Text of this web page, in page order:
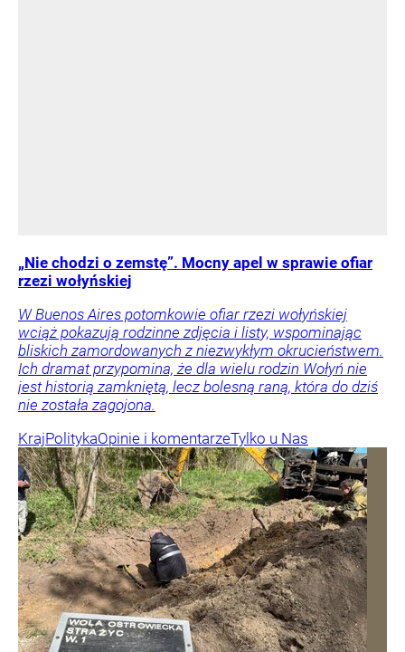
„Nie chodzi o zemstę”. Mocny apel w sprawie ofiar
rzezi wołyńskiej
W Buenos Aires potomkowie ofiar rzezi wołyńskiej
wciąż pokazują rodzinne zdjęcia i listy, wspominając
bliskich zamordowanych z niezwykłym okrucieństwem.
Ich dramat przypomina, że dla wielu rodzin Wołyń nie
jest historią zamkniętą, lecz bolesną raną, która do dziś
nie została zagojona.
KrajPolitykaOpinie i komentarzeTylko u Nas